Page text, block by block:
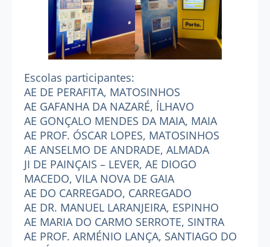
Escolas participantes:
AE DE PERAFITA, MATOSINHOS
AE GAFANHA DA NAZARÉ, ÍLHAVO
AE GONÇALO MENDES DA MAIA, MAIA
AE PROF. ÓSCAR LOPES, MATOSINHOS
AE ANSELMO DE ANDRADE, ALMADA
JI DE PAINÇAIS – LEVER, AE DIOGO
MACEDO, VILA NOVA DE GAIA
AE DO CARREGADO, CARREGADO
AE DR. MANUEL LARANJEIRA, ESPINHO
AE MARIA DO CARMO SERROTE, SINTRA
AE PROF. ARMÉNIO LANÇA, SANTIAGO DO